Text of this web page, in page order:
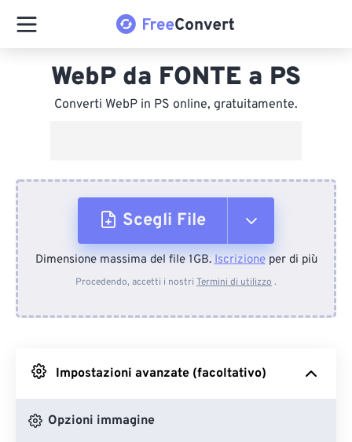
WebP da FONTE a PS
Converti WebP in PS online, gratuitamente.
Scegli File
Dal dispositivo
Da Google Drive
Dimensione massima del file 1GB.Iscrizioneper di più
Procedendo, accetti i nostri Termini di utilizzo .
Impostazioni avanzate (facoltativo)
Opzioni immagine